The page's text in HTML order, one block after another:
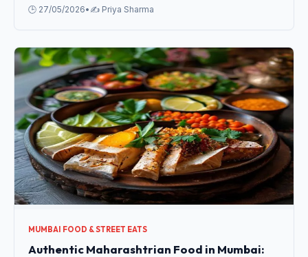
🕒 27/05/2026• ✍️ Priya Sharma
MUMBAI FOOD & STREET EATS
Authentic Maharashtrian Food in Mumbai: